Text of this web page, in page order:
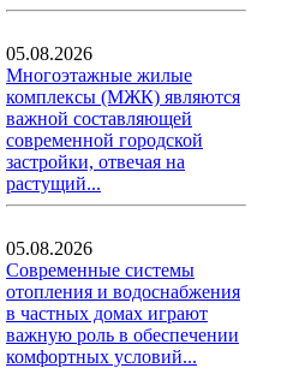
05.08.2026
Многоэтажные жилые
комплексы (МЖК) являются
важной составляющей
современной городской
застройки, отвечая на
растущий...
05.08.2026
Современные системы
отопления и водоснабжения
в частных домах играют
важную роль в обеспечении
комфортных условий...